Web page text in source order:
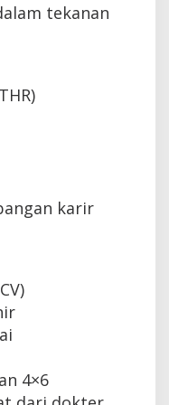
tekanan
karir
4×6